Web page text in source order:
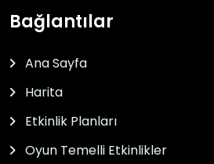
Bağlantılar
Ana Sayfa
Harita
Etkinlik Planları
Oyun Temelli Etkinlikler